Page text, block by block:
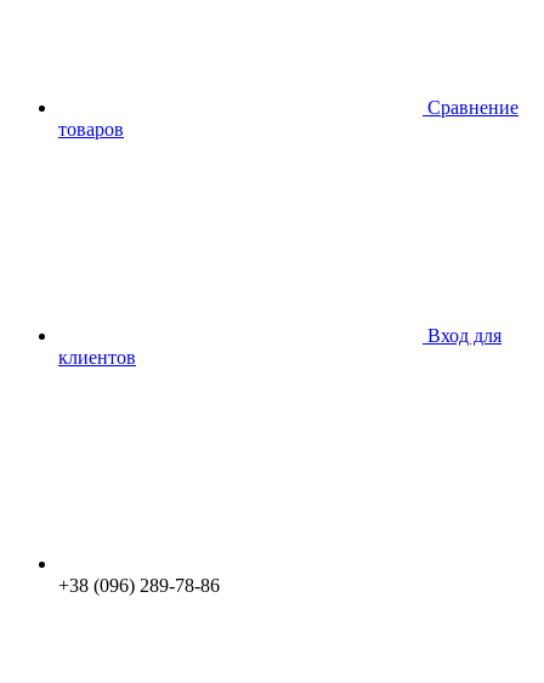
Сравнение
товаров
Вход для
клиентов
+38 (096) 289-78-86